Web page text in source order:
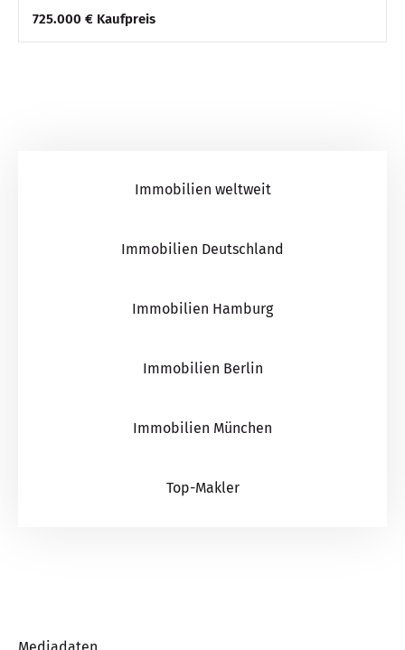
725.000 € Kaufpreis
Immobilien weltweit
Immobilien Deutschland
Immobilien Hamburg
Immobilien Berlin
Immobilien München
Top-Makler
Mediadaten